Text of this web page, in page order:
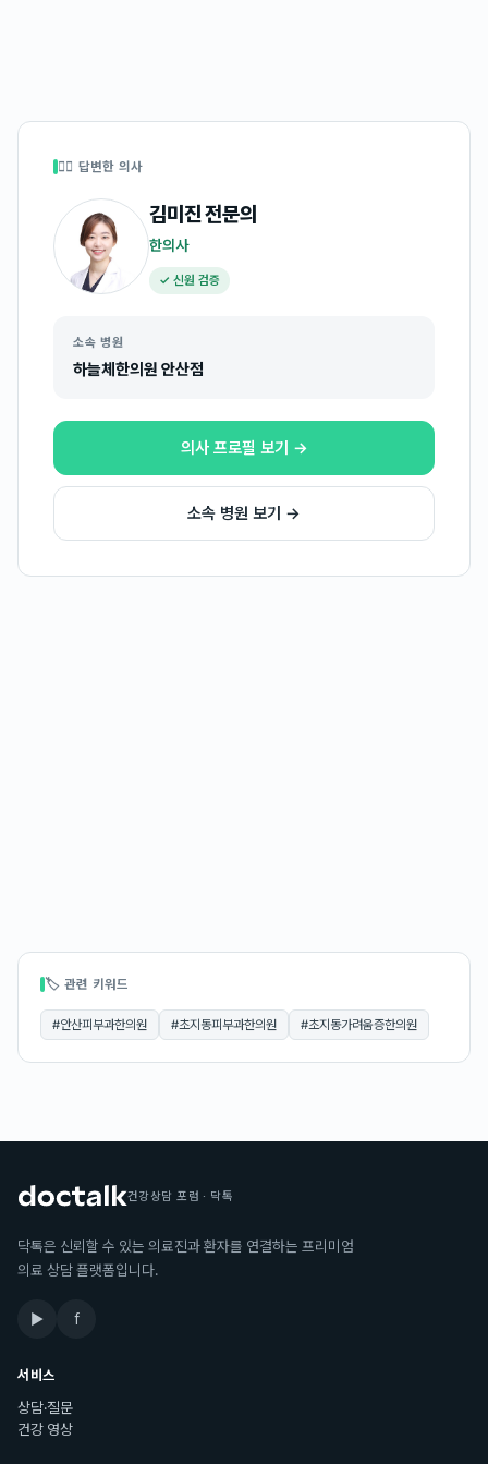
👩‍⚕️ 답변한 의사
김미진전문의
한의사
✓ 신원 검증
소속 병원
하늘체한의원 안산점
의사 프로필 보기 →
소속 병원 보기 →
🏷 관련 키워드
#안산피부과한의원 #초지동피부과한의원 #초지동가려움증한의원
건강상담 포럼 · 닥톡
닥톡은 신뢰할 수 있는 의료진과 환자를 연결하는 프리미엄
의료 상담 플랫폼입니다.
▶ f
서비스
상담·질문
건강 영상